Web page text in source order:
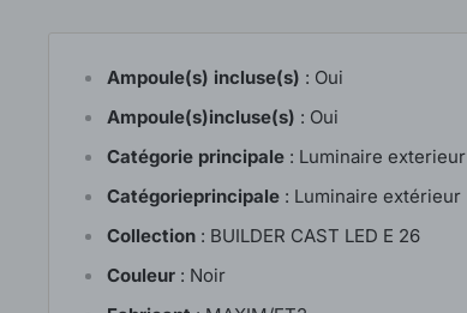
Ampoule(s) incluse(s) : Oui
Ampoule(s)incluse(s) : Oui
Catégorie principale : Luminaire exterieur
Catégorieprincipale : Luminaire extérieur
Collection : BUILDER CAST LED E 26
Couleur : Noir